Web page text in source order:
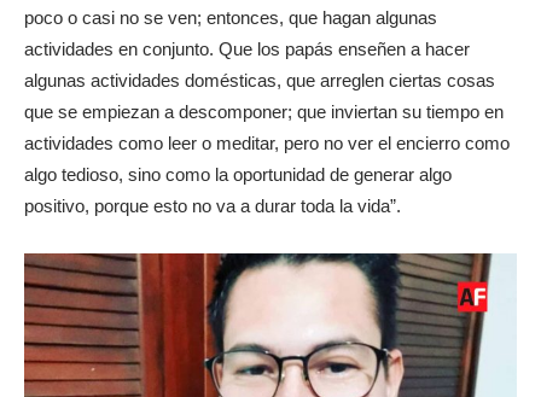
poco o casi no se ven; entonces, que hagan algunas
actividades en conjunto. Que los papás enseñen a hacer
algunas actividades domésticas, que arreglen ciertas cosas
que se empiezan a descomponer; que inviertan su tiempo en
actividades como leer o meditar, pero no ver el encierro como
algo tedioso, sino como la oportunidad de generar algo
positivo, porque esto no va a durar toda la vida”.